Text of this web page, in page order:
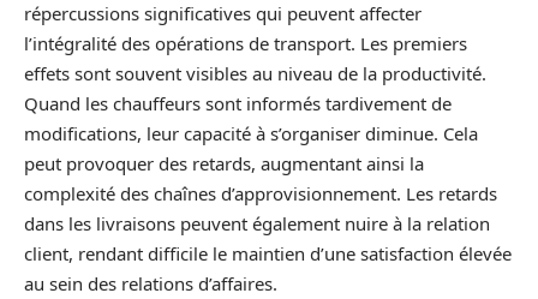
répercussions significatives qui peuvent affecter
l’intégralité des opérations de transport. Les premiers
effets sont souvent visibles au niveau de la productivité.
Quand les chauffeurs sont informés tardivement de
modifications, leur capacité à s’organiser diminue. Cela
peut provoquer des retards, augmentant ainsi la
complexité des chaînes d’approvisionnement. Les retards
dans les livraisons peuvent également nuire à la relation
client, rendant difficile le maintien d’une satisfaction élevée
au sein des relations d’affaires.